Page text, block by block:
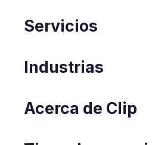
Servicios
Industrias
Acerca de Clip